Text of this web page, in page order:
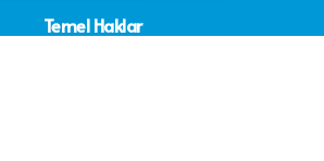
Temel Haklar